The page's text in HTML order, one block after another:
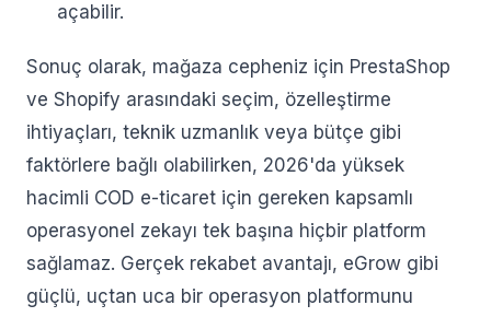
açabilir.
Sonuç olarak, mağaza cepheniz için PrestaShop
ve Shopify arasındaki seçim, özelleştirme
ihtiyaçları, teknik uzmanlık veya bütçe gibi
faktörlere bağlı olabilirken, 2026'da yüksek
hacimli COD e-ticaret için gereken kapsamlı
operasyonel zekayı tek başına hiçbir platform
sağlamaz. Gerçek rekabet avantajı, eGrow gibi
güçlü, uçtan uca bir operasyon platformunu